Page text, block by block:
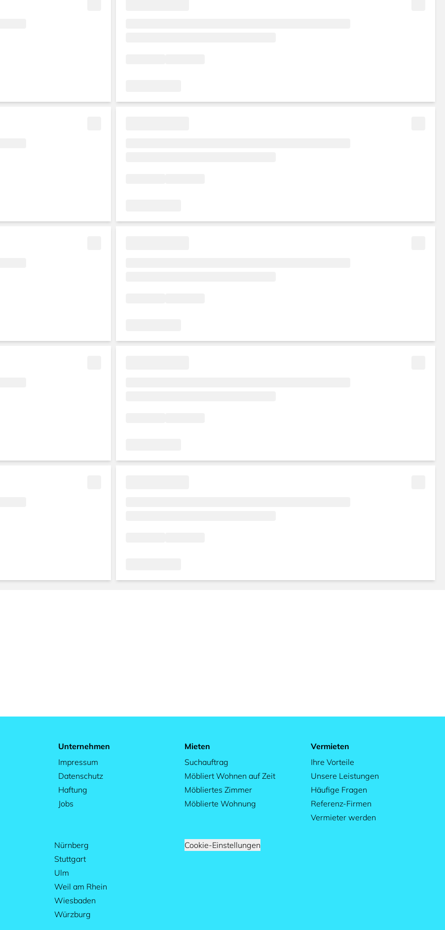
Unternehmen
Impressum
Datenschutz
Haftung
Jobs
Mieten
Suchauftrag
Möbliert Wohnen auf Zeit
Möbliertes Zimmer
Möblierte Wohnung
Vermieten
Ihre Vorteile
Unsere Leistungen
Häufige Fragen
Referenz-Firmen
Vermieter werden
Nürnberg
Stuttgart
Ulm
Weil am Rhein
Wiesbaden
Würzburg
Cookie-Einstellungen